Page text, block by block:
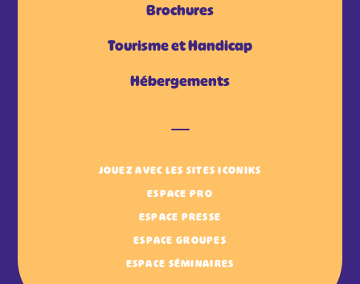
Brochures
Tourisme et Handicap
Hébergements
JOUEZ AVEC LES SITES ICONIKS
ESPACE PRO
ESPACE PRESSE
ESPACE GROUPES
ESPACE SÉMINAIRES